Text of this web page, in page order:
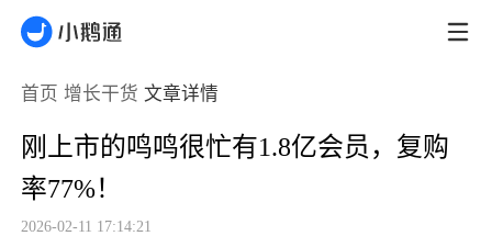
首页 增长干货 文章详情
刚上市的鸣鸣很忙有1.8亿会员，复购
率77%！
2026-02-11 17:14:21